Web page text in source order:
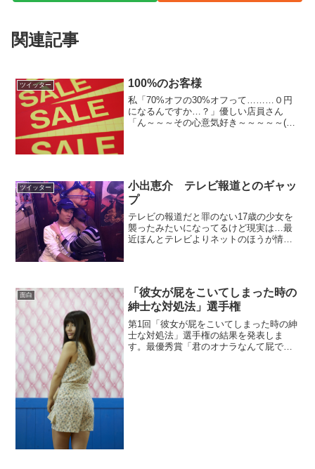
関連記事
ツイッター 100%のお客様
私「70%オフの30%オフって………０円
になるんですか…？」優しい店員さん
「ん～～～その心意気好き～～～～～(明
ツイッター
小出恵介 テレビ報道とのギャッ
プ
テレビの報道だと罪のない17歳の少女を
襲ったみたいになってるけど現実は…最
近ほんとテレビよりネットのほうが情報
がにギャップありすぎ...
面白
「彼女が屁をこいてしまった時の
紳士な対処法」選手権
第1回「彼女が屁をこいてしまった時の紳
士な対処法」選手権の結果を発表しま
す。最優秀賞「君のオナラなんて屁でも